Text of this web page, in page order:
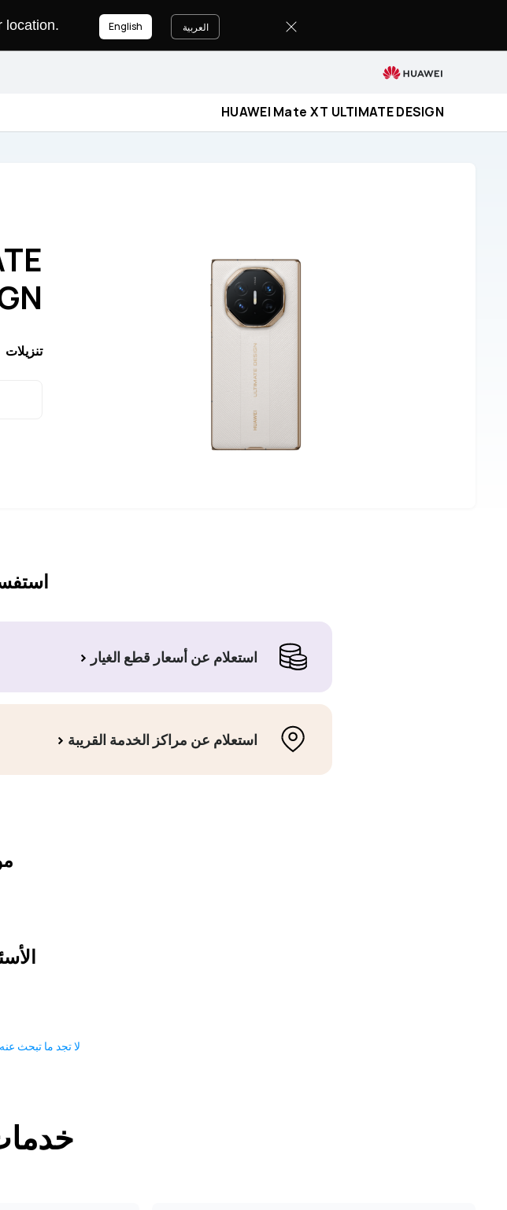
Mate
location. العربية English
HUAWEI Mate XT ULTIMATE DESIGN
تنزيلات
استعلام عن أسعار قطع الغيار
استعلام عن مراكز الخدمة القريبة
لا تجد ما تبحث